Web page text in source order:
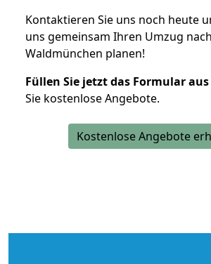
Kontaktieren Sie uns noch heute
uns gemeinsam Ihren Umzug nach
Waldmünchen planen!
Füllen Sie jetzt das Formular aus
Sie kostenlose Angebote.
Kostenlose Angebote